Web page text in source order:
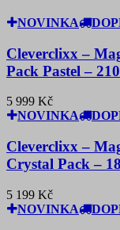
NOVINKA
Cleverclixx –
Pack Pastel –
5 999 Kč
NOVINKA
Cleverclixx –
Crystal Pack –
5 199 Kč
NOVINKA